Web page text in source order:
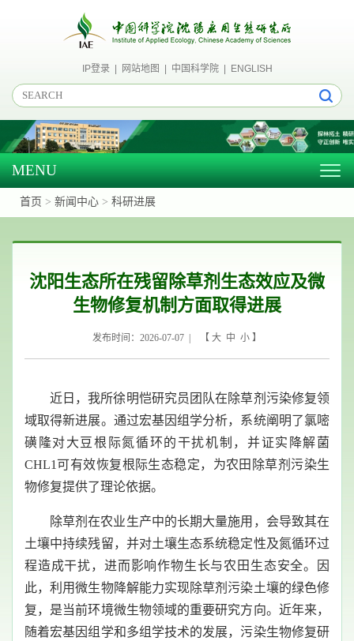
IP登录| 网站地图 中国科学院| ENGLISH
MENU
首页 > 新闻中心 > 科研进展
沈阳生态所在残留除草剂生态效应及微
生物修复机制方面取得进展
发布时间：2026-07-07 | 【 大 中 小 】
近日，我所徐明恺研究员团队在除草剂污染修复领
域取得新进展。通过宏基因组学分析，系统阐明了氯嘧
磺隆对大豆根际氮循环的干扰机制，并证实降解菌
CHL1 可有效恢复根际生态稳定，为农田除草剂污染生
物修复提供了理论依据。
除草剂在农业生产中的长期大量施用，会导致其在
土壤中持续残留，并对土壤生态系统稳定性及氮循环过
程造成干扰，进而影响作物生长与农田生态安全。因
此，利用微生物降解能力实现除草剂污染土壤的绿色修
复，是当前环境微生物领域的重要研究方向。近年来，
随着宏基因组学和多组学技术的发展，污染生物修复研